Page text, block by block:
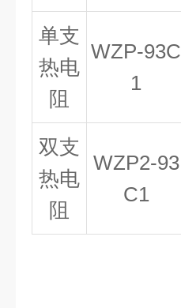
单支
热电
阻
WZP-93C
1
双支
热电
阻
WZP2-93
C1